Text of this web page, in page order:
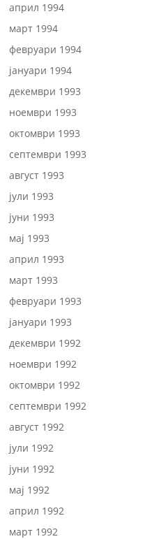
април 1994
март 1994
февруари 1994
јануари 1994
декември 1993
ноември 1993
октомври 1993
септември 1993
август 1993
јули 1993
јуни 1993
мај 1993
април 1993
март 1993
февруари 1993
јануари 1993
декември 1992
ноември 1992
октомври 1992
септември 1992
август 1992
јули 1992
јуни 1992
мај 1992
април 1992
март 1992